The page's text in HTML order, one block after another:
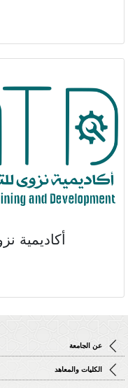
أكاديمية
عن الجامعة
الكليات والمعاهد